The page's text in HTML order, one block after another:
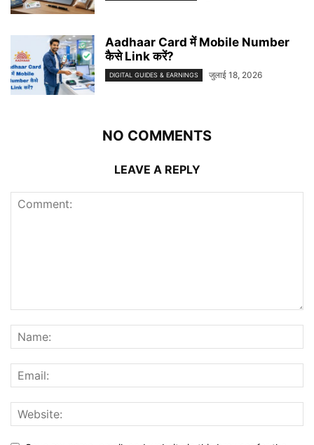
Aadhaar Card में Mobile Number
कैसे Link करें?
DIGITAL GUIDES & EARNINGS जुलाई 18, 2026
NO COMMENTS
LEAVE A REPLY